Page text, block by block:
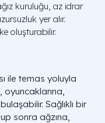
kuruluğu, az idrar
yer alır.
oluşturabilir.
ile temas yoluyla
oyuncaklarına,
Sağlıklı bir
sonra ağzına,